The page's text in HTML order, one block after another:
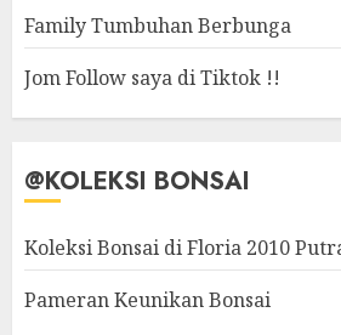
Family Tumbuhan Berbunga
Jom Follow saya di Tiktok !!
@KOLEKSI BONSAI
Koleksi Bonsai di Floria 2010
Pameran Keunikan Bonsai